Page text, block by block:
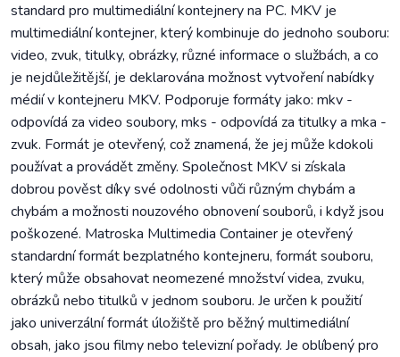
standard pro multimediální kontejnery na PC. MKV je
multimediální kontejner, který kombinuje do jednoho souboru:
video, zvuk, titulky, obrázky, různé informace o službách, a co
je nejdůležitější, je deklarována možnost vytvoření nabídky
médií v kontejneru MKV. Podporuje formáty jako: mkv -
odpovídá za video soubory, mks - odpovídá za titulky a mka -
zvuk. Formát je otevřený, což znamená, že jej může kdokoli
používat a provádět změny. Společnost MKV si získala
dobrou pověst díky své odolnosti vůči různým chybám a
chybám a možnosti nouzového obnovení souborů, i když jsou
poškozené. Matroska Multimedia Container je otevřený
standardní formát bezplatného kontejneru, formát souboru,
který může obsahovat neomezené množství videa, zvuku,
obrázků nebo titulků v jednom souboru. Je určen k použití
jako univerzální formát úložiště pro běžný multimediální
obsah, jako jsou filmy nebo televizní pořady. Je oblíbený pro